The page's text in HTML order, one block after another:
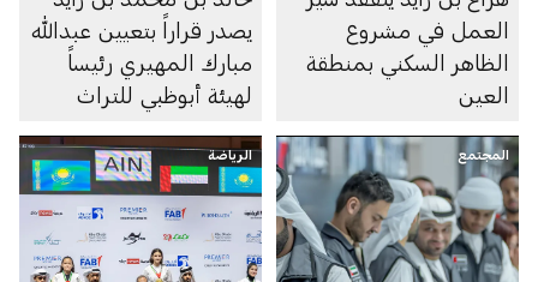
العمل في مشروع
الظاهر السكني بمنطقة
العين
يصدر قراراً بتعيين عبدالله
مبارك المهيري رئيساً
لهيئة أبوظبي للتراث
المجتمع الرياضة